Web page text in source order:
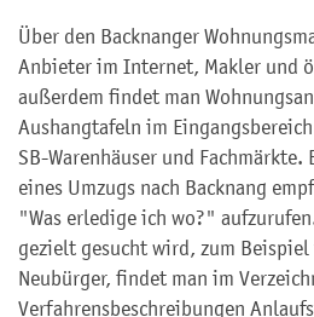
Über den Backnanger
Anbieter im Internet, Makler und
außerdem findet man
Aushangtafeln im
SB-Warenhäuser und
eines Umzugs nach Backnang
"Was erledige ich wo?"
gezielt gesucht wird, zum
Neubürger, findet man im
Verfahrensbeschreibungen